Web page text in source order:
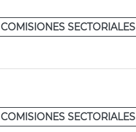
COMISIONES SECTORIALES
COMISIONES SECTORIALES